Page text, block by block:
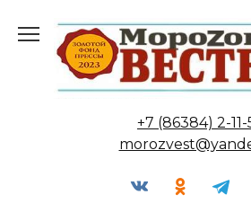
содержанию
+7 (86384) 2-11-